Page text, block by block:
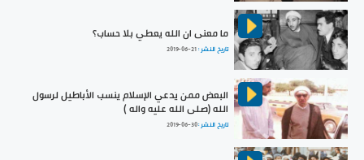
ما معنى ان الله يعطي بلا حساب؟
تاريخ النشر :2019-06-21
البعض ممن يدعي الإسلام ينسب الأباطيل لرسول
الله (صلى الله عليه واله )
تاريخ النشر :2019-06-30